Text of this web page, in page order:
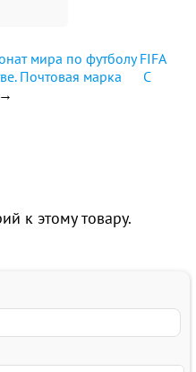
мира по футболу FIFA
Почтовая марка
С
→
к этому товару.